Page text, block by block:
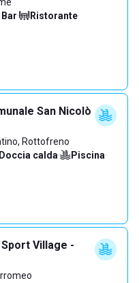
Bar· Ristorante·
San Nicolò
Rottofreno
Doccia calda· Piscina·
Village -